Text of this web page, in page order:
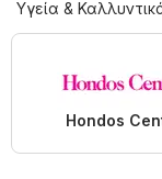
Υγεία &
Hondos